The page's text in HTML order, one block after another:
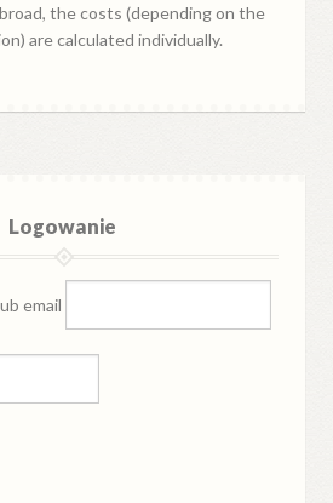
the costs (depending on the
are calculated individually.
Logowanie
email